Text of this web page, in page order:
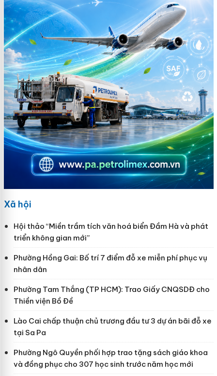
Xã hội
Hội thảo “Miền trầm tích văn hoá biển Đầm Hà và phát
triển không gian mới”
Phường Hồng Gai: Bố trí 7 điểm đỗ xe miễn phí phục vụ
nhân dân
Phường Tam Thắng (TP HCM): Trao Giấy CNQSDĐ cho
Thiền viện Bồ Đề
Lào Cai chấp thuận chủ trương đầu tư 3 dự án bãi đỗ xe
tại Sa Pa
Phường Ngô Quyền phối hợp trao tặng sách giáo khoa
và đồng phục cho 307 học sinh trước năm học mới